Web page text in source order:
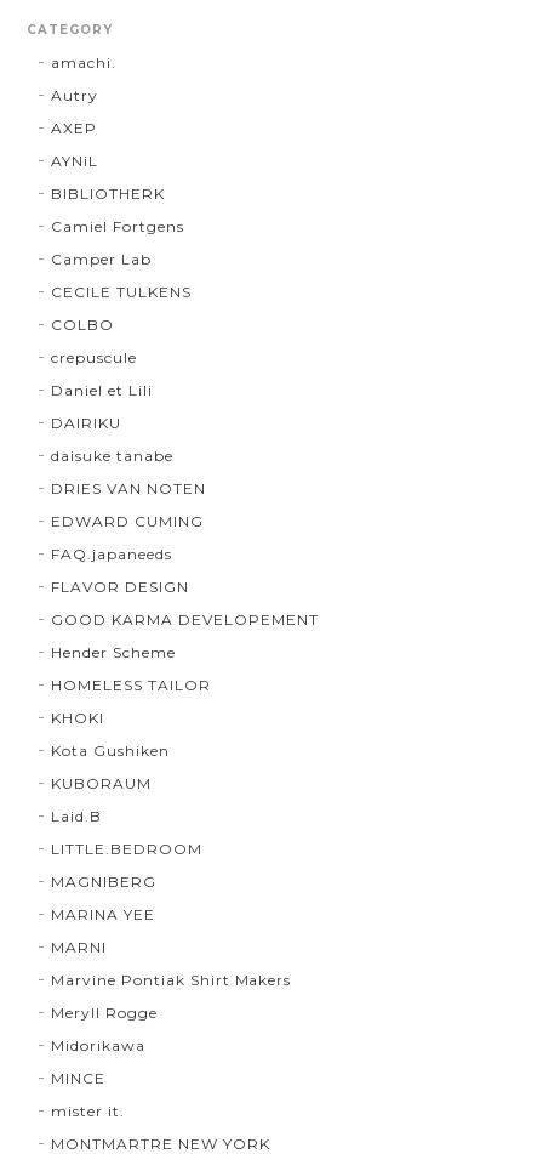
CATEGORY
amachi.
Autry
AXEP
AYNiL
BIBLIOTHERK
Camiel Fortgens
Camper Lab
CECILE TULKENS
COLBO
crepuscule
Daniel et Lili
DAIRIKU
daisuke tanabe
DRIES VAN NOTEN
EDWARD CUMING
FAQ.japaneeds
FLAVOR DESIGN
GOOD KARMA DEVELOPEMENT
Hender Scheme
HOMELESS TAILOR
KHOKI
Kota Gushiken
KUBORAUM
Laid.B
LITTLE.BEDROOM
MAGNIBERG
MARINA YEE
MARNI
Marvine Pontiak Shirt Makers
Meryll Rogge
Midorikawa
MINCE
mister it.
MONTMARTRE NEW YORK